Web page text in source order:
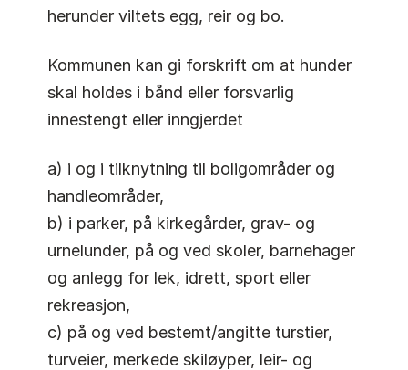
herunder viltets egg, reir og bo.
Kommunen kan gi forskrift om at hunder
skal holdes i bånd eller forsvarlig
innestengt eller inngjerdet
a) i og i tilknytning til boligområder og
handleområder,
b) i parker, på kirkegårder, grav- og
urnelunder, på og ved skoler, barnehager
og anlegg for lek, idrett, sport eller
rekreasjon,
c) på og ved bestemt/angitte turstier,
turveier, merkede skiløyper, leir- og